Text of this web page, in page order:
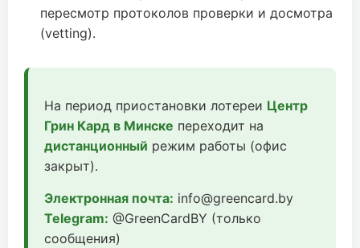
пересмотр протоколов проверки и досмотра
(vetting).
На период приостановки лотереи Центр
Грин Кард в Минске переходит на
дистанционный режим работы (офис
закрыт).
Электронная почта: info@greencard.by
Telegram: @GreenCardBY (только
сообщения)